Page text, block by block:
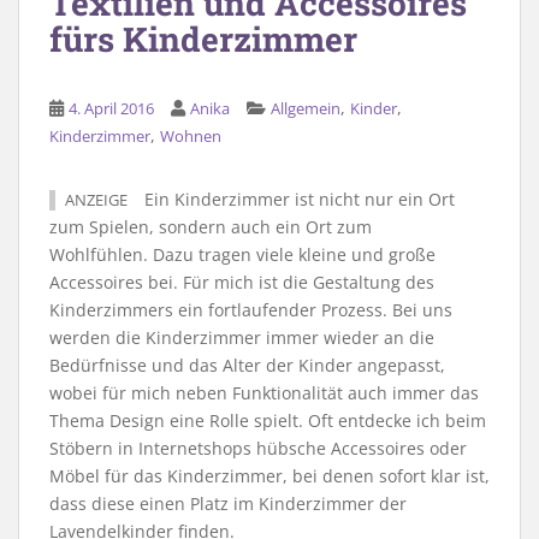
fürs Kinderzimmer
4. April 2016 Anika Allgemein, Kinder,
Kinderzimmer, Wohnen
ANZEIGE
Ein Kinderzimmer ist nicht nur ein Ort
zum Spielen, sondern auch ein Ort zum
Wohlfühlen. Dazu tragen viele kleine und große
Accessoires bei. Für mich ist die Gestaltung des
Kinderzimmers ein fortlaufender Prozess. Bei uns
werden die Kinderzimmer immer wieder an die
Bedürfnisse und das Alter der Kinder angepasst,
wobei für mich neben Funktionalität auch immer das
Thema Design eine Rolle spielt. Oft entdecke ich beim
Stöbern in Internetshops hübsche Accessoires oder
Möbel für das Kinderzimmer, bei denen sofort klar ist,
dass diese einen Platz im Kinderzimmer der
Lavendelkinder finden.